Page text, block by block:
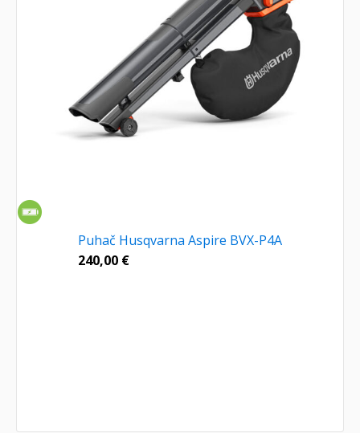
Puhač Husqvarna Aspire BVX-P4A
240,00 €